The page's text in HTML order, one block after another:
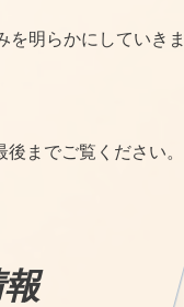
を明らかにしていきま
までご覧ください。